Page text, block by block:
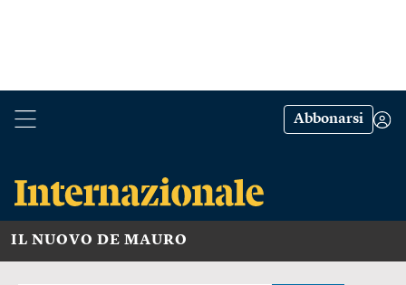
Abbonarsi
IL NUOVO DE MAURO